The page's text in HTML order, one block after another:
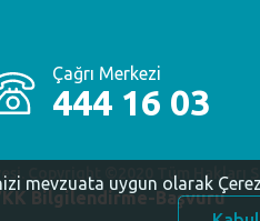
Çağrı Merkezi
444 16 03
Copyright ©2020 Tüm Hakları
Bilgilendirme-Başvuru
mevzuata uygun olarak